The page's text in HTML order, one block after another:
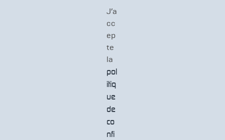
e
*
P
D
J’a
cc
ep
te
la
pol
itiq
ue
de
co
nfi